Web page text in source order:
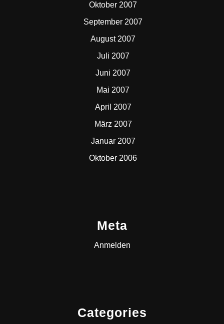
Oktober 2007
September 2007
August 2007
Juli 2007
Juni 2007
Mai 2007
April 2007
März 2007
Januar 2007
Oktober 2006
Meta
Anmelden
Categories